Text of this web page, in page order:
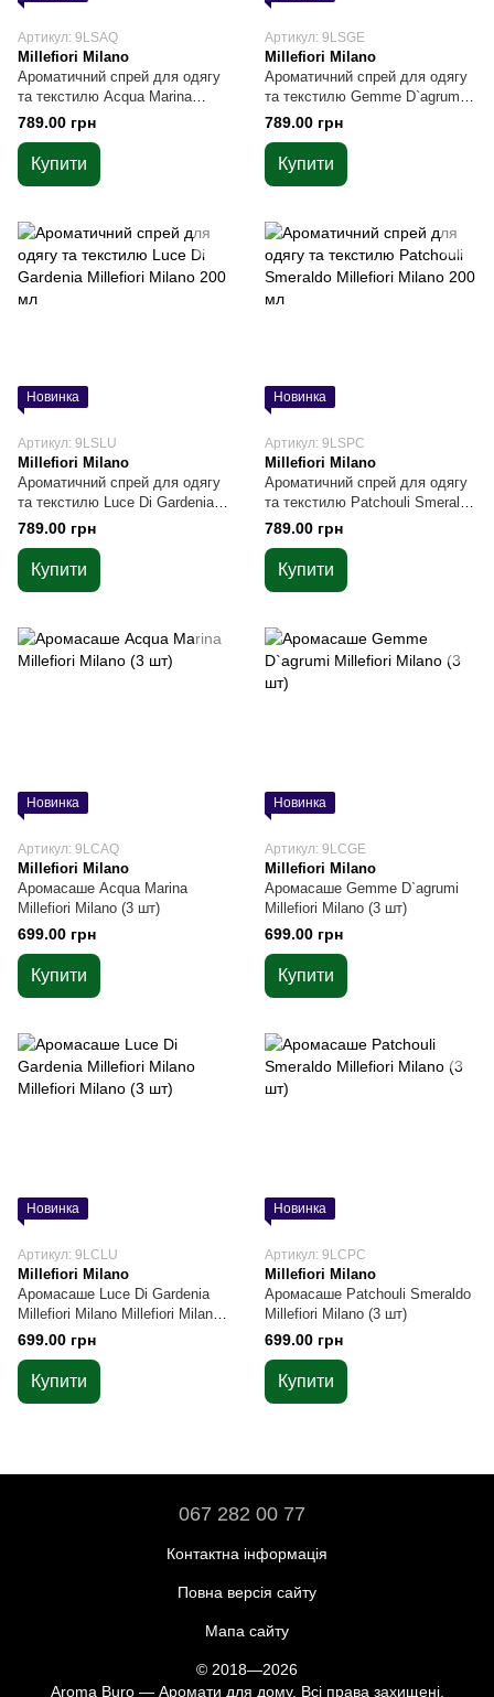
Артикул: 9LSAQ
Millefiori Milano
Ароматичний спрей для одягу
та текстилю Acqua Marina
Millefiori Milano 200 мл
789.00 грн
Купити
Артикул: 9LSGE
Millefiori Milano
Ароматичний спрей для одягу
та текстилю Gemme D`agrumi
Millefiori Milano 200 мл
789.00 грн
Купити
Новинка
Артикул: 9LSLU
Millefiori Milano
Ароматичний спрей для одягу
та текстилю Luce Di Gardenia
Millefiori Milano 200 мл
789.00 грн
Купити
Новинка
Артикул: 9LSPC
Millefiori Milano
Ароматичний спрей для одягу
та текстилю Patchouli Smeraldo
Millefiori Milano 200 мл
789.00 грн
Купити
Новинка
Артикул: 9LCAQ
Millefiori Milano
Аромасаше Acqua Marina
Millefiori Milano (3 шт)
699.00 грн
Купити
Новинка
Артикул: 9LCGE
Millefiori Milano
Аромасаше Gemme D`agrumi
Millefiori Milano (3 шт)
699.00 грн
Купити
Новинка
Артикул: 9LCLU
Millefiori Milano
Аромасаше Luce Di Gardenia
Millefiori Milano Millefiori Milano
(3 шт)
699.00 грн
Купити
Новинка
Артикул: 9LCPC
Millefiori Milano
Аромасаше Patchouli Smeraldo
Millefiori Milano (3 шт)
699.00 грн
Купити
067 282 00 77
Контактна інформація
Повна версія сайту
Мапа сайту
© 2018—2026
Aroma Buro — Аромати для дому. Всі права захищені.